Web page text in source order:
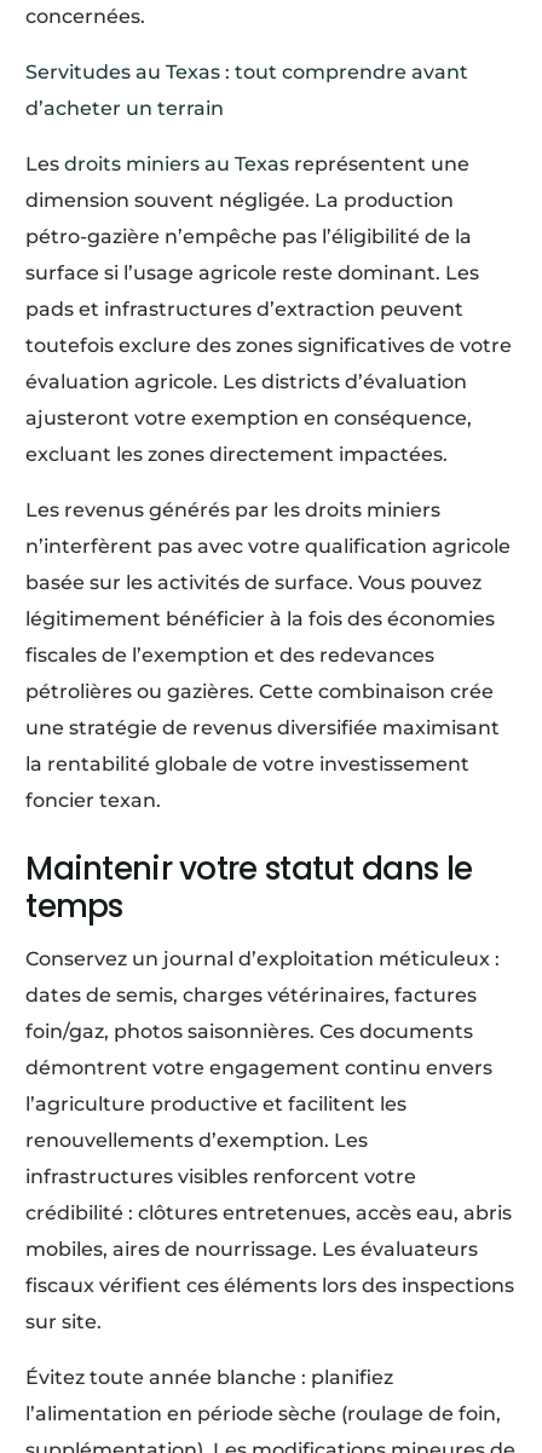
concernées.
Servitudes au Texas : tout comprendre avant
d’acheter un terrain
Lesdroits miniers au Texas représentent une
dimension souvent négligée. La production
pétro-gazière n’empêche pas l’éligibilité de la
surface si l’usage agricole reste dominant. Les
pads et infrastructures d’extraction peuvent
toutefois exclure des zones significatives de votre
évaluation agricole. Les districts d’évaluation
ajusteront votre exemption en conséquence,
excluant les zones directement impactées.
Les revenus générés par les droits miniers
n’interfèrent pas avec votre qualification agricole
basée sur les activités de surface. Vous pouvez
légitimement bénéficier à la fois des économies
fiscales de l’exemption et des redevances
pétrolières ou gazières. Cette combinaison crée
une stratégie de revenus diversifiée maximisant
la rentabilité globale de votre investissement
foncier texan.
Maintenir votre statut dans le
temps
Conservez un journal d’exploitation méticuleux :
dates de semis, charges vétérinaires, factures
foin/gaz, photos saisonnières. Ces documents
démontrent votre engagement continu envers
l’agriculture productive et facilitent les
renouvellements d’exemption. Les
infrastructures visibles renforcent votre
crédibilité : clôtures entretenues, accès eau, abris
mobiles, aires de nourrissage. Les évaluateurs
fiscaux vérifient ces éléments lors des inspections
sur site.
Évitez toute année blanche : planifiez
l’alimentation en période sèche (roulage de foin,